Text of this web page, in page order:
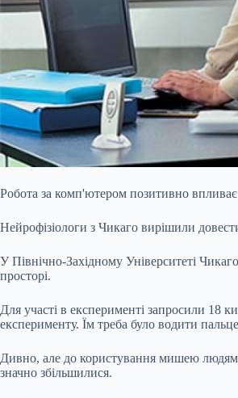
Робота за комп'ютером позитивно
Нейрофізіологи з Чикаго вирішили
У Північно-Західному Університеті
просторі.
Для участі в експерименті запросили 18
експерименту. Їм треба було водити
Дивно, але до користування мишею людям
значно збільшилися.